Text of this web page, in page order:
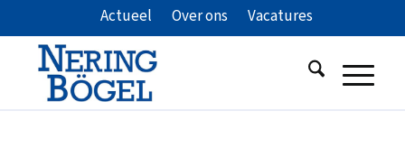
Actueel Over ons Vacatures